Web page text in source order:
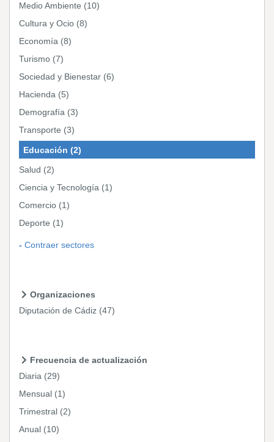
Medio Ambiente (10)
Cultura y Ocio (8)
Economía (8)
Turismo (7)
Sociedad y Bienestar (6)
Hacienda (5)
Demografía (3)
Transporte (3)
Educación (2)
Salud (2)
Ciencia y Tecnología (1)
Comercio (1)
Deporte (1)
Contraer sectores
Organizaciones
Diputación de Cádiz (47)
Frecuencia de actualización
Diaria (29)
Mensual (1)
Trimestral (2)
Anual (10)